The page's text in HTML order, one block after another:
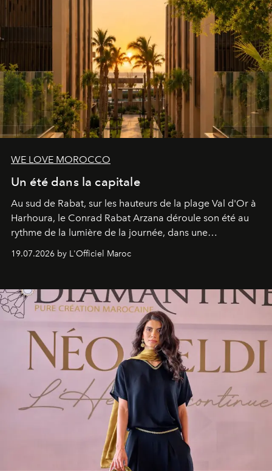
WE LOVE MOROCCO
Un été dans la capitale
Au sud de Rabat, sur les hauteurs de la plage Val d'Or à
Harhoura, le Conrad Rabat Arzana déroule son été au
rythme de la lumière de la journée, dans une
programmation pensée comme une succession de
rendez-vous avec l’océan.
19.07.2026 by L'Officiel Maroc